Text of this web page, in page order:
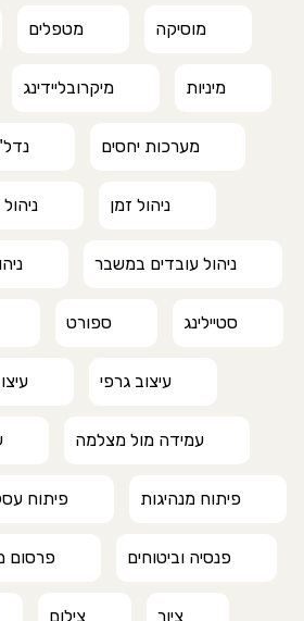
מוסיקה מטפלים
מיניות מיקרובליידינג
מערכות יחסים
ניהול זמן
ניהול עובדים במשבר
סטיילינג ספורט
עיצוב גרפי
עמידה מול מצלמה
פיתוח מנהיגות פיתוח
פנסיה וביטוחים פרסום
ציור צילום